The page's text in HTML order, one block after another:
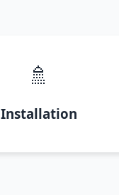
🚿
Installation